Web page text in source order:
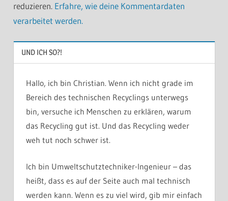
reduzieren. Erfahre, wie deine Kommentardaten
verarbeitet werden.
UND ICH SO?!
Hallo, ich bin Christian. Wenn ich nicht grade im
Bereich des technischen Recyclings unterwegs
bin, versuche ich Menschen zu erklären, warum
das Recycling gut ist. Und das Recycling weder
weh tut noch schwer ist.
Ich bin Umweltschutztechniker-Ingenieur – das
heißt, dass es auf der Seite auch mal technisch
werden kann. Wenn es zu viel wird, gib mir einfach